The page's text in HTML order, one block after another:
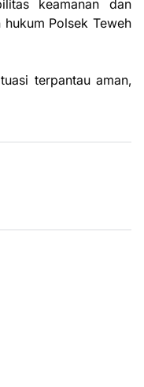
keamanan dan
Polsek Teweh
terpantau aman,